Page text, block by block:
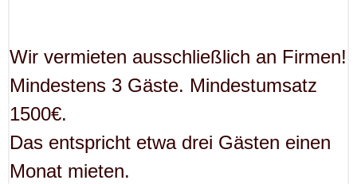
Wir vermieten ausschließlich an Firmen!
Mindestens 3 Gäste. Mindestumsatz
1500€.
Das entspricht etwa drei Gästen einen
Monat mieten.